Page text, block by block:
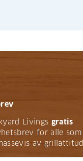
Livings gratis
for alle som
av